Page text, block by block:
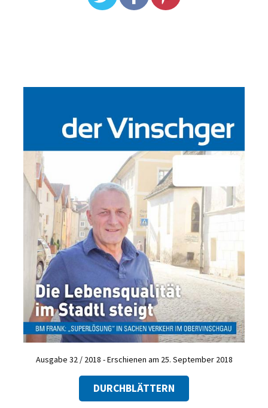
Ausgabe 32 / 2018 - Erschienen am 25. September 2018
DURCHBLÄTTERN